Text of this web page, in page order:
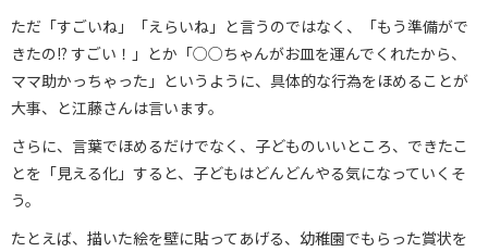
ただ「すごいね」「えらいね」と言うのではなく、「もう準備がで
きたの!? すごい！」とか「○○ちゃんがお皿を運んでくれたから、
ママ助かっちゃった」というように、具体的な行為をほめることが
大事、と江藤さんは言います。
さらに、言葉でほめるだけでなく、子どものいいところ、できたこ
とを「見える化」すると、子どもはどんどんやる気になっていくそ
う。
たとえば、描いた絵を壁に貼ってあげる、幼稚園でもらった賞状を